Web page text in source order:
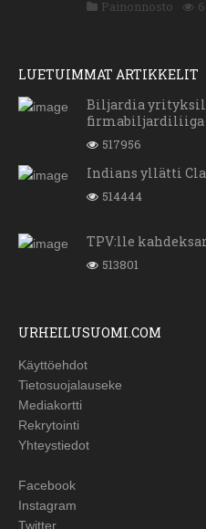
Painonnosto
LUETUIMMAT ARTIKKELIT
Biljardia
firmabiljardiliiga
517956
Indians yllätti
514444
TPV:lle
513801
URHEILUSUOMI.COM
Käyttöehdot
Tietosuojalauseke
Mediakortti
Rekrytointi
Yhteystiedot
Facebook
Instagram
Twitter